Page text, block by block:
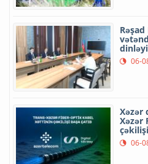
06-
Xəzər
Xəzər
06-